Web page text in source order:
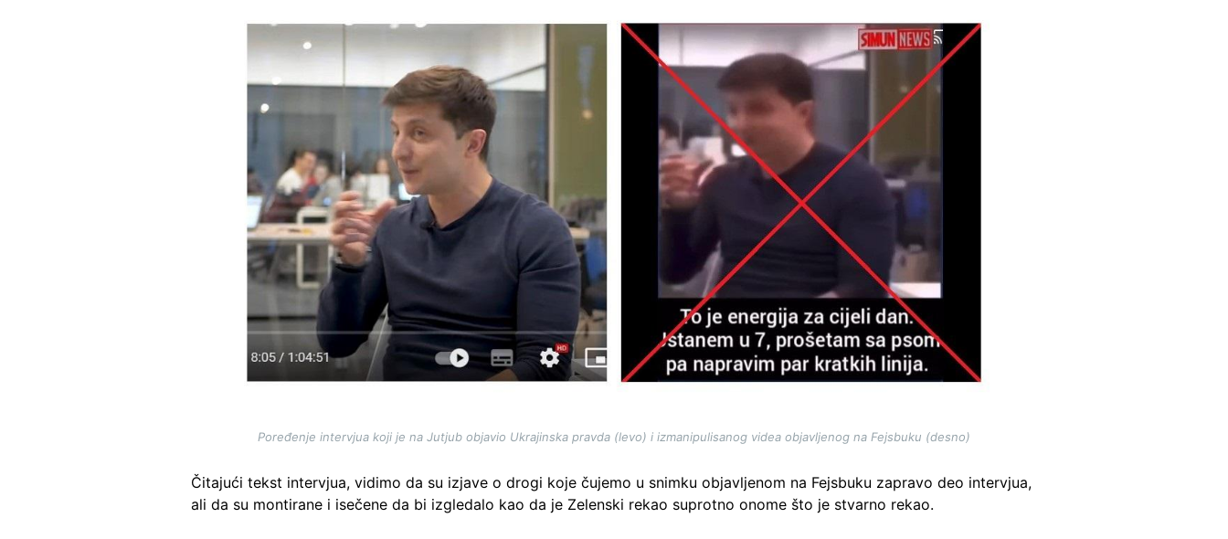
Poređenje intervjua koji je na Jutjub objavio Ukrajinska pravda (levo) i izmanipulisanog videa objavljenog na Fejsbuku (desno)
Čitajući tekst intervjua, vidimo da su izjave o drogi koje čujemo u snimku objavljenom na Fejsbuku zapravo deo intervjua,
ali da su montirane i isečene da bi izgledalo kao da je Zelenski rekao suprotno onome što je stvarno rekao.